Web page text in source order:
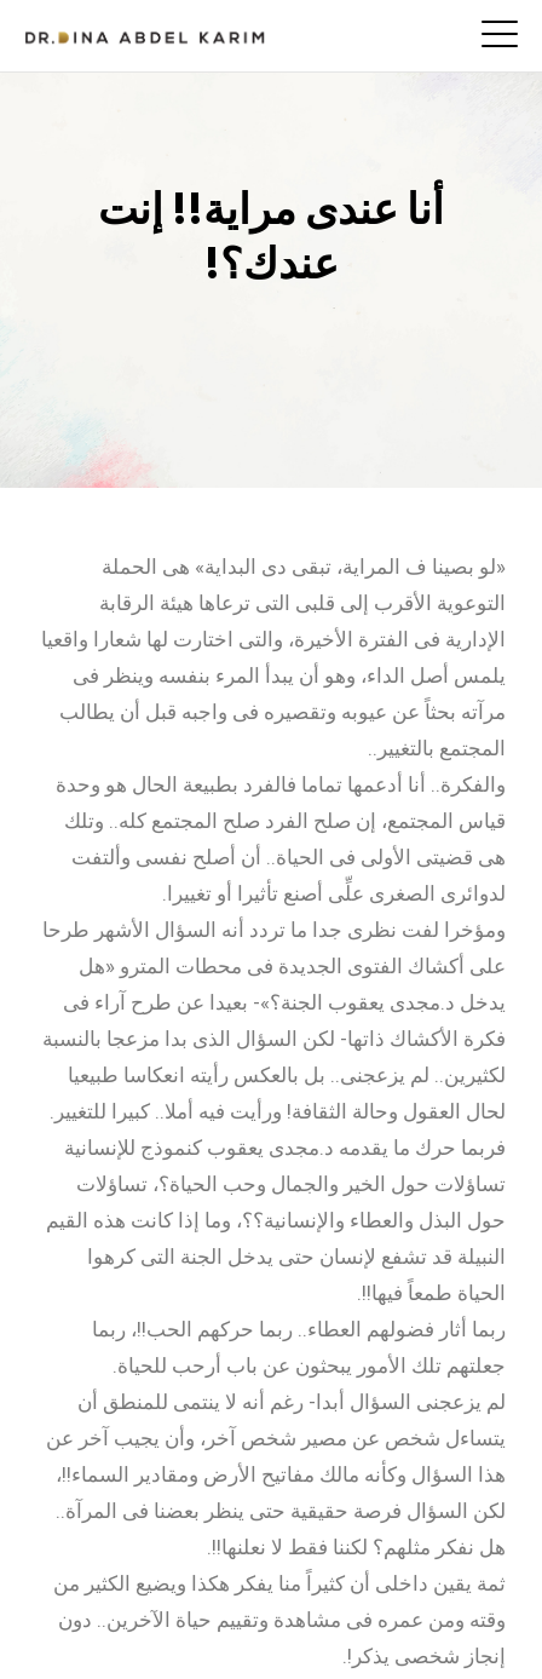
أنا عندى مراية!! إنت
عندك؟!
«لو بصينا ف المراية، تبقى دى البداية» هى الحملة
التوعوية الأقرب إلى قلبى التى ترعاها هيئة الرقابة
الإدارية فى الفترة الأخيرة، والتى اختارت لها شعارا واقعيا
يلمس أصل الداء، وهو أن يبدأ المرء بنفسه وينظر فى
مرآته بحثاً عن عيوبه وتقصيره فى واجبه قبل أن يطالب
المجتمع بالتغيير..
والفكرة.. أنا أدعمها تماما فالفرد بطبيعة الحال هو وحدة
قياس المجتمع، إن صلح الفرد صلح المجتمع كله.. وتلك
هى قضيتى الأولى فى الحياة.. أن أصلح نفسى وألتفت
لدوائرى الصغرى علِّى أصنع تأثيرا أو تغييرا.
ومؤخرا لفت نظرى جدا ما تردد أنه السؤال الأشهر طرحا
على أكشاك الفتوى الجديدة فى محطات المترو «هل
يدخل د.مجدى يعقوب الجنة؟»- بعيدا عن طرح آراء فى
فكرة الأكشاك ذاتها- لكن السؤال الذى بدا مزعجا بالنسبة
لكثيرين.. لم يزعجنى.. بل بالعكس رأيته انعكاسا طبيعيا
لحال العقول وحالة الثقافة! ورأيت فيه أملا.. كبيرا للتغيير.
فربما حرك ما يقدمه د.مجدى يعقوب كنموذج للإنسانية
تساؤلات حول الخير والجمال وحب الحياة؟، تساؤلات
حول البذل والعطاء والإنسانية؟؟، وما إذا كانت هذه القيم
النبيلة قد تشفع لإنسان حتى يدخل الجنة التى كرهوا
الحياة طمعاً فيها!!.
ربما أثار فضولهم العطاء.. ربما حركهم الحب!!، ربما
جعلتهم تلك الأمور يبحثون عن باب أرحب للحياة.
لم يزعجنى السؤال أبدا- رغم أنه لا ينتمى للمنطق أن
يتساءل شخص عن مصير شخص آخر، وأن يجيب آخر عن
هذا السؤال وكأنه مالك مفاتيح الأرض ومقادير السماء!!،
لكن السؤال فرصة حقيقية حتى ينظر بعضنا فى المرآة..
هل نفكر مثلهم؟ لكننا فقط لا نعلنها!!.
ثمة يقين داخلى أن كثيراً منا يفكر هكذا ويضيع الكثير من
وقته ومن عمره فى مشاهدة وتقييم حياة الآخرين.. دون
إنجاز شخصى يذكر!.